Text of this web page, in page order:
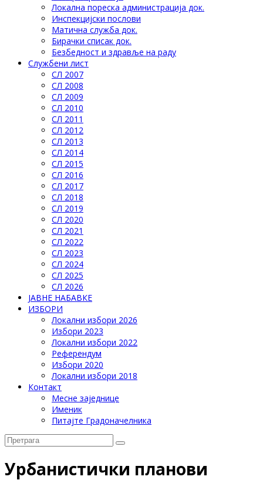
Локална пореска администрација док.
Инспекцијски послови
Матична служба док.
Бирачки списак док.
Безбедност и здравље на раду
Службени лист
СЛ 2007
СЛ 2008
СЛ 2009
СЛ 2010
СЛ 2011
СЛ 2012
СЛ 2013
СЛ 2014
СЛ 2015
СЛ 2016
СЛ 2017
СЛ 2018
СЛ 2019
СЛ 2020
СЛ 2021
СЛ 2022
СЛ 2023
СЛ 2024
СЛ 2025
СЛ 2026
ЈАВНЕ НАБАВКЕ
ИЗБОРИ
Локални избори 2026
Избори 2023
Локални избори 2022
Референдум
Избори 2020
Локални избори 2018
Контакт
Месне заједнице
Именик
Питајте Градоначелника
Урбанистички планови